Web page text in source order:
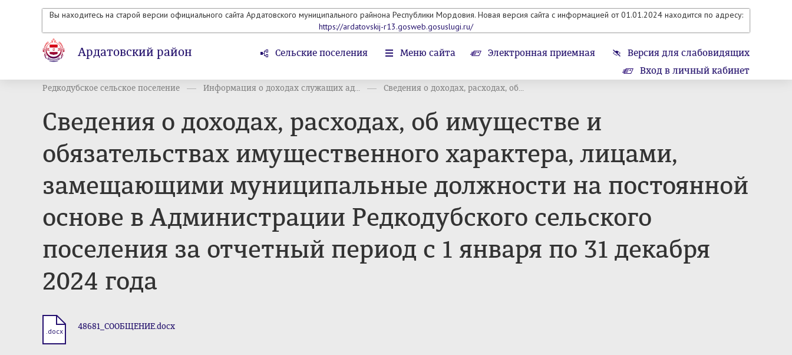
Вы находитесь на старой версии официального сайта Ардатовского муниципального райнона Республики Мордовия. Новая версия сайта с информацией от 01.01.2024 находится по адресу:
https://ardatovskij-r13.gosweb.gosuslugi.ru/
Ардатовский район Сельские поселения Меню сайта Электронная приемная
Версия для слабовидящих
Вход в личный кабинет
Редкодубское сельское поселение Информация о доходах служащих ад... Сведения о доходах, расходах, об...
Сведения о доходах, расходах, об имуществе и
обязательствах имущественного характера, лицами,
замещающими муниципальные должности на постоянной
основе в Администрации Редкодубского сельского
поселения за отчетный период с 1 января по 31 декабря
2024 года
.docx 48681_СООБЩЕНИЕ.docx